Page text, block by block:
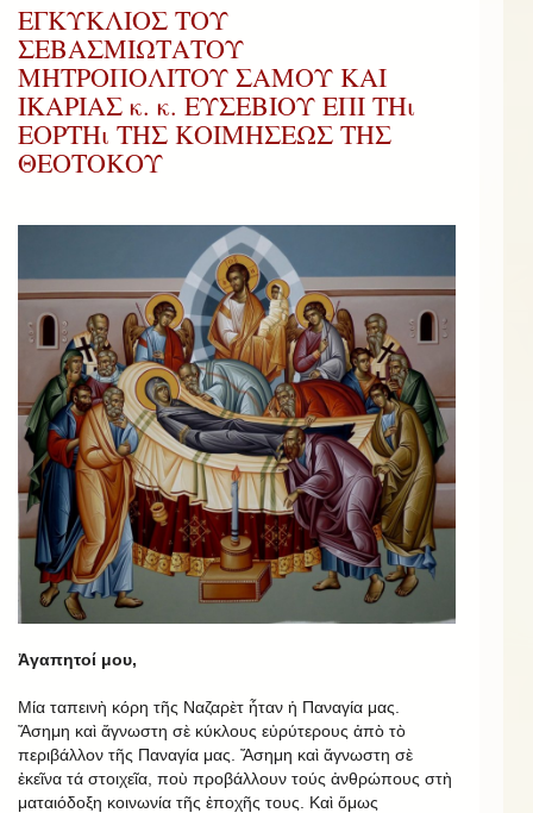
ΕΓΚΥΚΛΙΟΣ ΤΟΥ
ΣΕΒΑΣΜΙΩΤΑΤΟΥ
ΜΗΤΡΟΠΟΛΙΤΟΥ ΣΑΜΟΥ ΚΑΙ
ΙΚΑΡΙΑΣ κ. κ. ΕΥΣΕΒΙΟΥ ΕΠΙ ΤΗι
ΕΟΡΤΗι ΤΗΣ ΚΟΙΜΗΣΕΩΣ ΤΗΣ
ΘΕΟΤΟΚΟΥ
Ἀγαπητοί μου,
Μία ταπεινὴ κόρη τῆς Ναζαρὲτ ἦταν ἡ Παναγία μας.
Ἄσημη καὶ ἄγνωστη σὲ κύκλους εὐρύτερους ἀπὸ τὸ
περιβάλλον τῆς Παναγία μας. Ἄσημη καὶ ἄγνωστη σὲ
ἐκεῖνα τά στοιχεῖα, ποὺ προβάλλουν τούς ἀνθρώπους στὴ
ματαιόδοξη κοινωνία τῆς ἐποχῆς τους. Καὶ ὅμως